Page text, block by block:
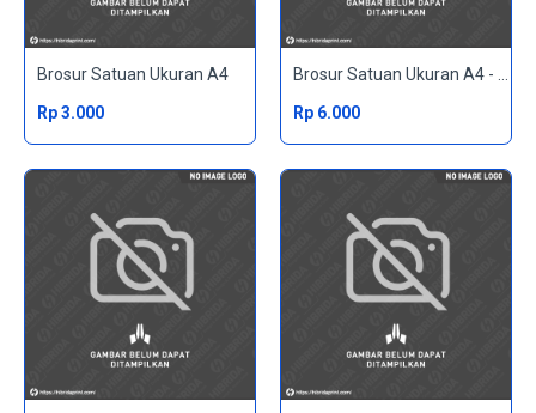
Brosur Satuan Ukuran A4
Rp 3.000
Rp 6.000